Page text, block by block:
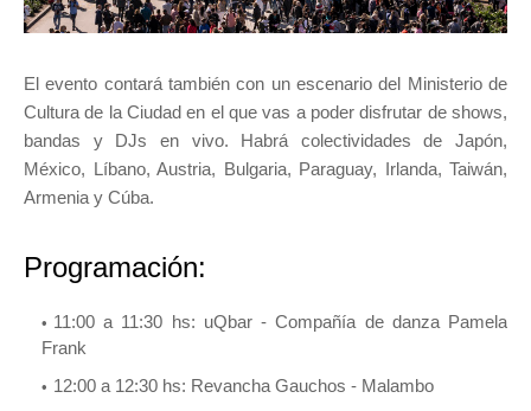
El evento contará también con un escenario del Ministerio de
Cultura de la Ciudad en el que vas a poder disfrutar de shows,
bandas y DJs en vivo. Habrá colectividades de Japón,
México, Líbano, Austria, Bulgaria, Paraguay, Irlanda, Taiwán,
Armenia y Cúba.
Programación:
11:00 a 11:30 hs: uQbar - Compañía de danza Pamela
Frank
12:00 a 12:30 hs: Revancha Gauchos - Malambo